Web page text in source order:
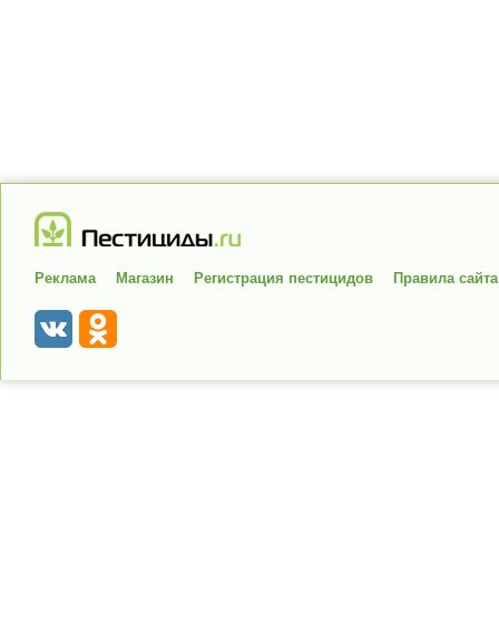
Реклама Магазин Регистрация пестицидов Правила сайта